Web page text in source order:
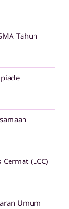
Tahun
(LCC)
Umum